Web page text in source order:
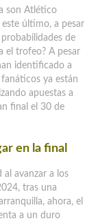
son Atlético
último, a pesar
de
el trofeo? A pesar
identificado a
ya están
apuestas a
final el 30 de
en la final
al avanzar a los
tras una
ahora, el
a un duro